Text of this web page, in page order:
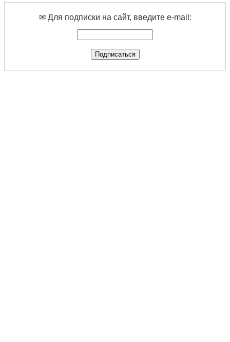
✉ Для подписки на сайт, введите e-mail: